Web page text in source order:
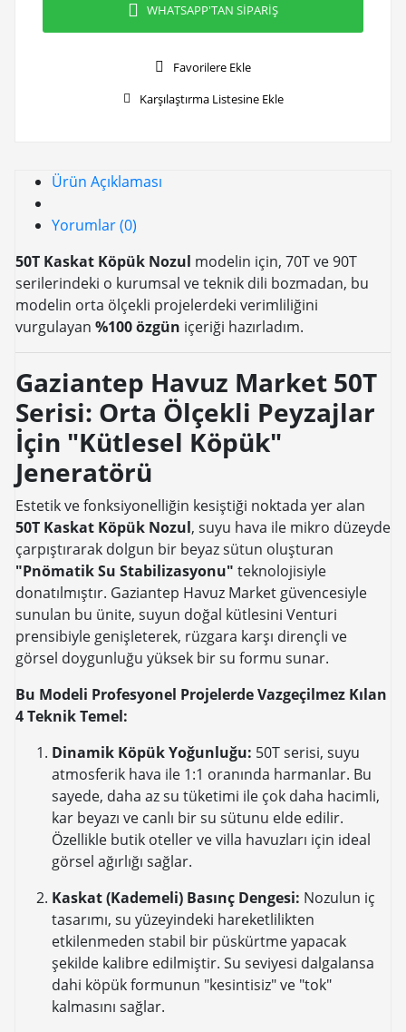
WHATSAPP'TAN SİPARİŞ
Favorilere Ekle
Karşılaştırma Listesine Ekle
Ürün Açıklaması
Yorumlar (0)
50T Kaskat Köpük Nozul modelin için, 70T ve 90T
serilerindeki o kurumsal ve teknik dili bozmadan, bu
modelin orta ölçekli projelerdeki verimliliğini
vurgulayan %100 özgün içeriği hazırladım.
Gaziantep Havuz Market 50T
Serisi: Orta Ölçekli Peyzajlar
İçin "Kütlesel Köpük"
Jeneratörü
Estetik ve fonksiyonelliğin kesiştiği noktada yer alan
50T Kaskat Köpük Nozul, suyu hava ile mikro düzeyde
çarpıştırarak dolgun bir beyaz sütun oluşturan
"Pnömatik Su Stabilizasyonu" teknolojisiyle
donatılmıştır. Gaziantep Havuz Market güvencesiyle
sunulan bu ünite, suyun doğal kütlesini Venturi
prensibiyle genişleterek, rüzgara karşı dirençli ve
görsel doygunluğu yüksek bir su formu sunar.
Bu Modeli Profesyonel Projelerde Vazgeçilmez Kılan
4 Teknik Temel:
Dinamik Köpük Yoğunluğu: 50T serisi, suyu
atmosferik hava ile 1:1 oranında harmanlar. Bu
sayede, daha az su tüketimi ile çok daha hacimli,
kar beyazı ve canlı bir su sütunu elde edilir.
Özellikle butik oteller ve villa havuzları için ideal
görsel ağırlığı sağlar.
Kaskat (Kademeli) Basınç Dengesi: Nozulun iç
tasarımı, su yüzeyindeki hareketlilikten
etkilenmeden stabil bir püskürtme yapacak
şekilde kalibre edilmiştir. Su seviyesi dalgalansa
dahi köpük formunun "kesintisiz" ve "tok"
kalmasını sağlar.